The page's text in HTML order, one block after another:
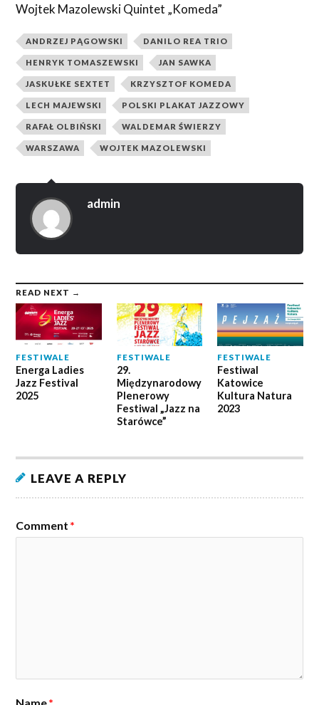
Wojtek Mazolewski Quintet „Komeda”
ANDRZEJ PĄGOWSKI DANILO REA TRIO
HENRYK TOMASZEWSKI JAN SAWKA
JASKUŁKE SEXTET KRZYSZTOF KOMEDA
LECH MAJEWSKI POLSKI PLAKAT JAZZOWY
RAFAŁ OLBIŃSKI WALDEMAR ŚWIERZY
WARSZAWA WOJTEK MAZOLEWSKI
admin
READ NEXT →
FESTIWALE
Energa Ladies
Jazz Festival
2025
FESTIWALE
29.
Międzynarodowy
Plenerowy
Festiwal „Jazz na
Starówce”
FESTIWALE
Festiwal
Katowice
Kultura Natura
2023
LEAVE A REPLY
Comment *